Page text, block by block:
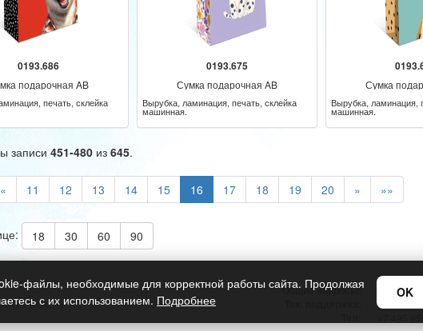
0193.686
подарочная AB
печать, склейка
0193.675
Сумка подарочная AB
Вырубка, ламинация, печать, склейка
машинная.
Сумка
Вырубка, ламинация,
машинная.
записи 451-480из 645.
« 11 12 13 14 15 16 17 18 19 20 » »»
18 30 60 90
данных
Общие вопросы:
support-
+7 495
файлы, необходимые для корректной работы сайта. Продолжая
с их использованием. Подробнее
OK